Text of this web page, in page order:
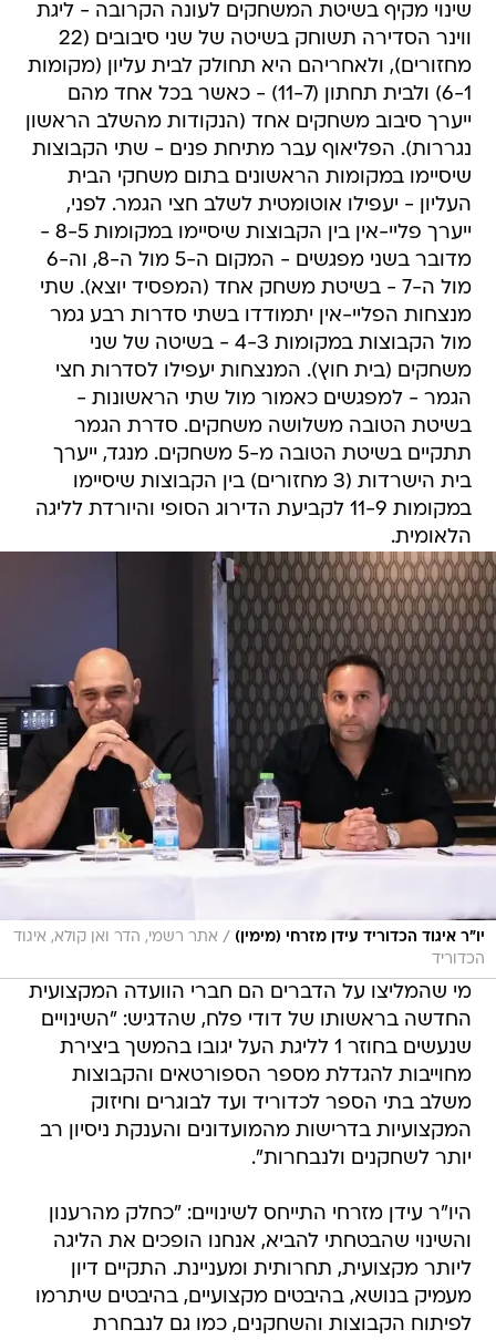
שינוי מקיף בשיטת המשחקים לעונה הקרובה - ליגת
ווינר הסדירה תשוחק בשיטה של שני סיבובים (22
מחזורים), ולאחריהם היא תחולק לבית עליון (מקומות
6-1) ולבית תחתון (11-7) - כאשר בכל אחד מהם
ייערך סיבוב משחקים אחד (הנקודות מהשלב הראשון
נגררות). הפליאוף עבר מתיחת פנים - שתי הקבוצות
שיסיימו במקומות הראשונים בתום משחקי הבית
העליון - יעפילו אוטומטית לשלב חצי הגמר. לפני,
ייערך פליי-אין בין הקבוצות שיסיימו במקומות 8-5 -
מדובר בשני מפגשים - המקום ה-5 מול ה-8, וה-6
מול ה-7 - בשיטת משחק אחד (המפסיד יוצא). שתי
מנצחות הפליי-אין יתמודדו בשתי סדרות רבע גמר
מול הקבוצות במקומות 4-3 - בשיטה של שני
משחקים (בית חוץ). המנצחות יעפילו לסדרות חצי
הגמר - למפגשים כאמור מול שתי הראשונות -
בשיטת הטובה משלושה משחקים. סדרת הגמר
תתקיים בשיטת הטובה מ-5 משחקים. מנגד, ייערך
בית הישרדות (3 מחזורים) בין הקבוצות שיסיימו
במקומות 11-9 לקביעת הדירוג הסופי והיורדת לליגה
הלאומית.
יו"ר איגוד הכדוריד עידן מזרחי (מימין) / אתר רשמי, הדר ואן קולא, איגוד
הכדוריד
מי שהמליצו על הדברים הם חברי הוועדה המקצועית
החדשה בראשותו של דודי פלח, שהדגיש: "השינויים
שנעשים בחוזר 1 לליגת העל יגובו בהמשך ביצירת
מחוייבות להגדלת מספר הספורטאים והקבוצות
משלב בתי הספר לכדוריד ועד לבוגרים וחיזוק
המקצועיות בדרישות מהמועדונים והענקת ניסיון רב
יותר לשחקנים ולנבחרות".
היו"ר עידן מזרחי התייחס לשינויים: "כחלק מהרענון
והשינוי שהבטחתי להביא, אנחנו הופכים את הליגה
ליותר מקצועית, תחרותית ומעניינת. התקיים דיון
מעמיק בנושא, בהיבטים מקצועיים, בהיבטים שיתרמו
לפיתוח הקבוצות והשחקנים, כמו גם לנבחרת